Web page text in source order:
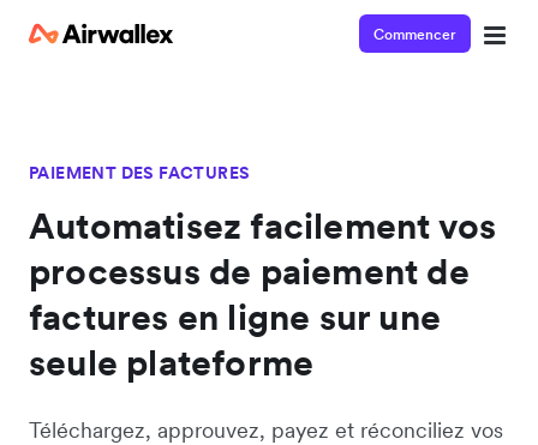
Commencer
PAIEMENT DES FACTURES
Automatisez facilement vos
processus de paiement de
factures en ligne sur une
seule plateforme
Téléchargez, approuvez, payez et réconciliez vos